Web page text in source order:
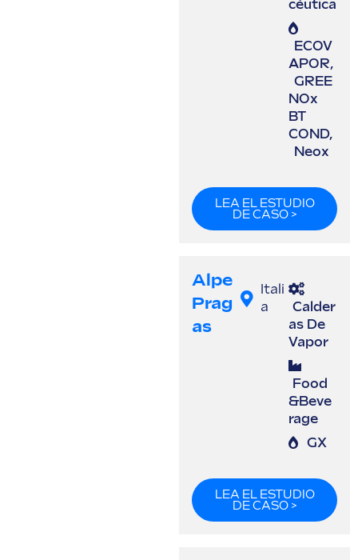
céutica
ECOV
APOR,
GREE
NOx
BT
COND,
Neox
LEA EL ESTUDIO
DE CASO >
Alpe
Prag
As
Itali
a
Calder
as De
Vapor
Food
&Beve
rage
GX
LEA EL ESTUDIO
DE CASO >